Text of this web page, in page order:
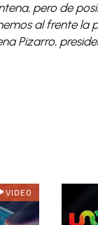
pero de
al frente la
Pizarro,
VIDEO